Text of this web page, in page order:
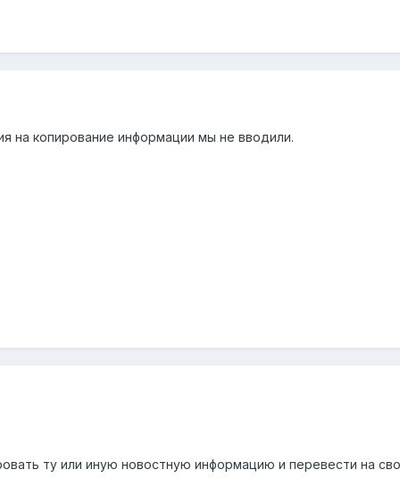
на копирование информации мы не вводили.
ту или иную новостную информацию и перевести на